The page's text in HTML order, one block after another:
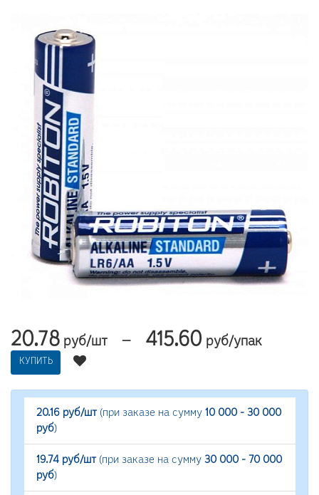
20.78 руб/шт — 415.60 руб/упак
КУПИТЬ
20.16 руб/шт(при заказе на сумму 10 000 - 30 000
руб)
19.74 руб/шт(при заказе на сумму 30 000 - 70 000
руб)